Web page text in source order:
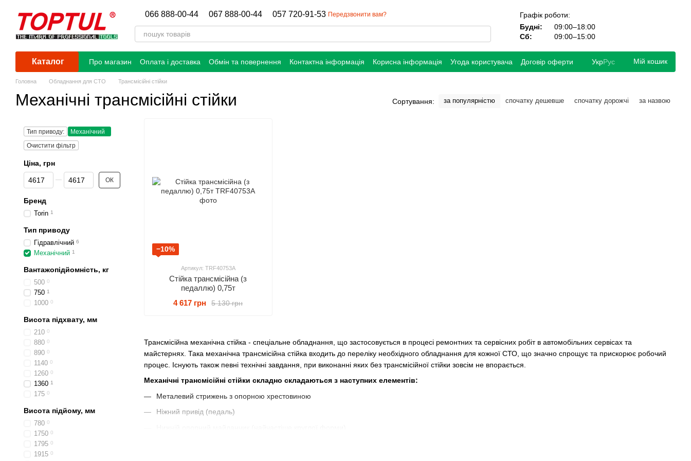
066 888-00-44 067 888-00-44 057 720-91-53 Передзвонити вам?
Графік роботи:
Будні:
09:00–18:00
Сб:
09:00–15:00
Каталог Про магазин Оплата і доставка Обмін та повернення Контактна інформація Корисна інформація Угода користувача Договір оферти УкрРус Мій кошик
Головна Обладнання для СТО Трансмісійні стійки
Механічні трансмісійні стійки Сортування: за популярністю спочатку дешевше спочатку дорожчі за назвою
Трансмісійна механічна стійка - спеціальне обладнання, що застосовується в процесі ремонтних та сервісних робіт в автомобільних сервісах та
майстернях. Така механічна трансмісійна стійка входить до переліку необхідного обладнання для кожної СТО, що значно спрощує та прискорює робочий
процес. Існують також певні технічні завдання, при виконанні яких без трансмісійної стійки зовсім не впорається.
Механічні трансмісійні стійки складно складаються з наступних елементів:
Металевий стрижень з опорною хрестовиною
Ніжний привід (педаль)
−10%
Артикул: TRF40753A
Стійка трансмісійна (з
педаллю) 0,75т
5 130 грн
4 617 грн
Тип приводу:
Механічний
Очистити фільтр
Ціна, грн
Від Ціна, грн
До Ціна, грн ОК
Бренд
Torin 1
Тип приводу
Гідравлічний 6
Механічний 1
Вантажопідйомність, кг
500 0
750 1
1000 0
Висота підхвату, мм
210 0
880 0
890 0
1140 0
1260 0
1360 1
175 0
Висота підйому, мм
780 0
1750 0
1795 0
1915 0